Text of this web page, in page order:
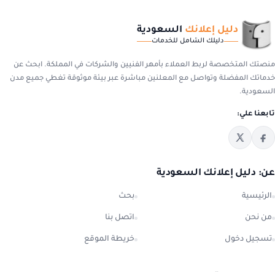
دليل إعلانك السعودية
دليلك الشامل للخدمات
منصتك المتخصصة لربط العملاء بأمهر الفنيين والشركات في المملكة. ابحث عن
خدماتك المفضلة وتواصل مع المعلنين مباشرة عبر بيئة موثوقة تغطي جميع مدن
السعودية.
تابعنا علي:
عن: دليل إعلانك السعودية
الرئيسية بحث
من نحن اتصل بنا
تسجيل دخول خريطة الموقع